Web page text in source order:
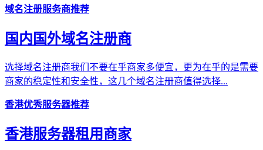
域名注册服务商推荐
国内国外域名注册商
选择域名注册商我们不要在乎商家多便宜，更为在乎的是需要
商家的稳定性和安全性，这几个域名注册商值得选择...
香港优秀服务器推荐
香港服务器租用商家